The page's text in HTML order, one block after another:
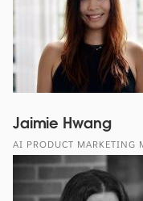
Jaimie Hwang
AI PRODUCT MARKETING